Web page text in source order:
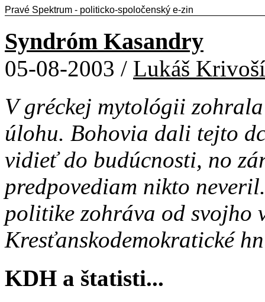
Pravé Spektrum - politicko-spoločenský e-zin
Syndróm Kasandry
05-08-2003 / Lukáš
V gréckej mytológii
úlohu. Bohovia dali tejto
vidieť do budúcnosti, no
predpovediam nikto
politike zohráva od svojho
Kresťanskodemokratické
KDH a štatisti...